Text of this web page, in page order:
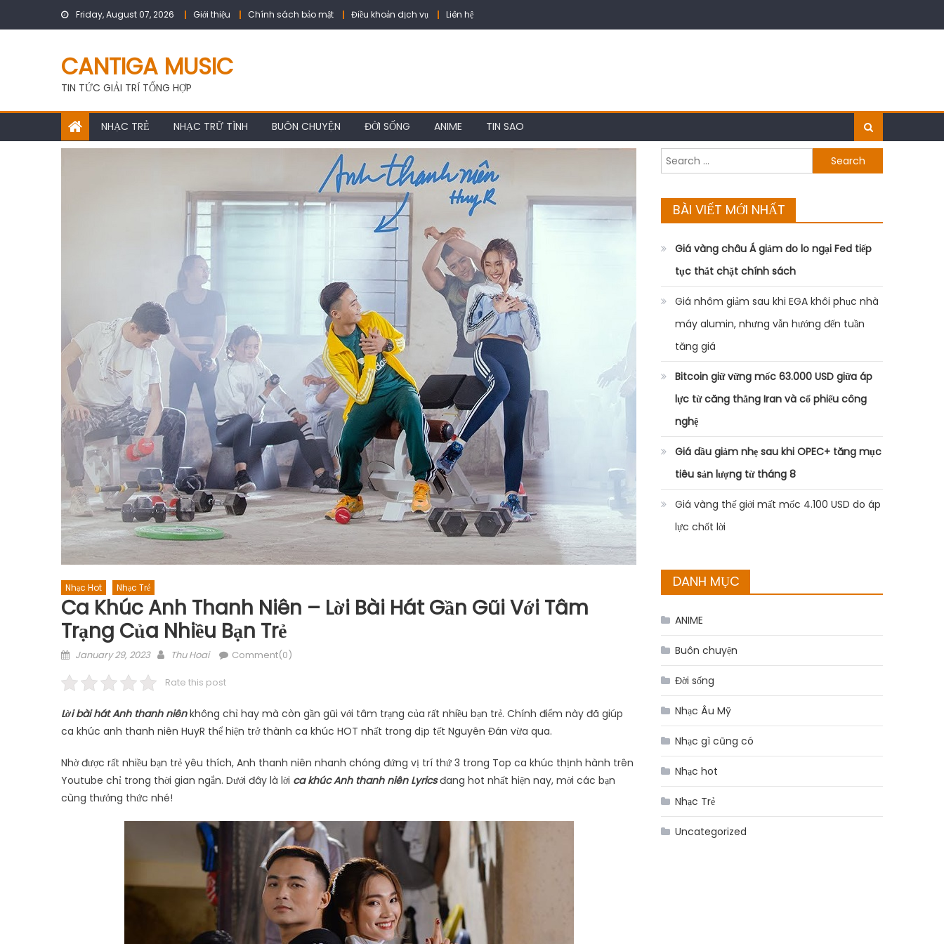
Friday, August 07, 2026 Giới thiệu Chính sách bảo mật Điều khoản dịch vụ Liên hệ
CANTIGA MUSIC
TIN TỨC GIẢI TRÍ TỔNG HỢP
NHẠC TRẺ NHẠC TRỮ TÌNH BUÔN CHUYỆN ĐỜI SỐNG ANIME TIN SAO
Nhạc Hot Nhạc Trẻ
Ca Khúc Anh Thanh Niên – Lời Bài Hát Gần Gũi Với Tâm
Trạng Của Nhiều Bạn Trẻ
Posted
January 29, 2023 Author
Thu Hoai Comment(0)
Rate this post
Lời bài hát Anh thanh niênkhông chỉ hay mà còn gần gũi với tâm trạng của rất nhiều bạn trẻ. Chính điểm này đã giúp
ca khúc anh thanh niên HuyR thể hiện trở thành ca khúc HOT nhất trong dịp tết Nguyên Đán vừa qua.
Nhờ được rất nhiều bạn trẻ yêu thích, Anh thanh niên nhanh chóng đứng vị trí thứ 3 trong Top ca khúc thịnh hành trên
Youtube chỉ trong thời gian ngắn. Dưới đây là lời ca khúc Anh thanh niên Lyricsđang hot nhất hiện nay, mời các bạn
cùng thưởng thức nhé!
Search
for:
BÀI VIẾT MỚI NHẤT
Giá vàng châu Á giảm do lo ngại Fed tiếp
tục thắt chặt chính sách
Giá nhôm giảm sau khi EGA khôi phục nhà
máy alumin, nhưng vẫn hướng đến tuần
tăng giá
Bitcoin giữ vững mốc 63.000 USD giữa áp
lực từ căng thẳng Iran và cổ phiếu công
nghệ
Giá dầu giảm nhẹ sau khi OPEC+ tăng mục
tiêu sản lượng từ tháng 8
Giá vàng thế giới mất mốc 4.100 USD do áp
lực chốt lời
DANH MỤC
ANIME
Buôn chuyện
Đời sống
Nhạc Âu Mỹ
Nhạc gì cũng có
Nhạc hot
Nhạc Trẻ
Uncategorized